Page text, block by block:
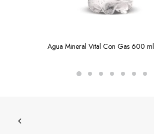
Agua Mineral Vital Con Gas 600 ml